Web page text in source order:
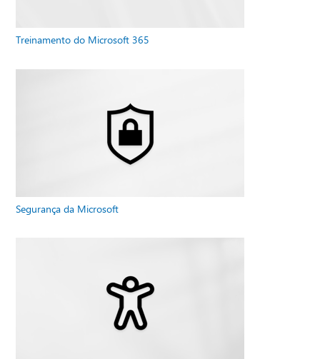
Treinamento do Microsoft 365
Segurança da Microsoft